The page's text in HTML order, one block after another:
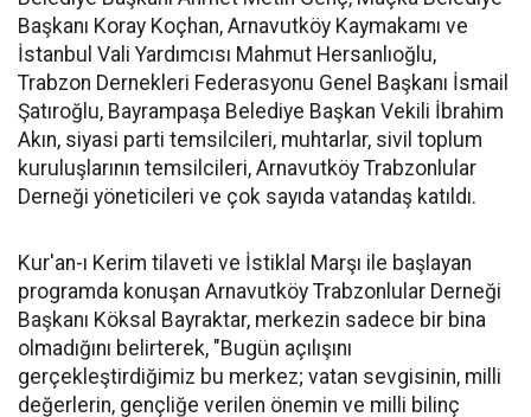
Başkanı Koray Koçhan, Arnavutköy Kaymakamı ve
İstanbul Vali Yardımcısı Mahmut Hersanlıoğlu,
Trabzon Dernekleri Federasyonu Genel Başkanı İsmail
Şatıroğlu, Bayrampaşa Belediye Başkan Vekili İbrahim
Akın, siyasi parti temsilcileri, muhtarlar, sivil toplum
kuruluşlarının temsilcileri, Arnavutköy Trabzonlular
Derneği yöneticileri ve çok sayıda vatandaş katıldı.
Kur'an-ı Kerim tilaveti ve İstiklal Marşı ile başlayan
programda konuşan Arnavutköy Trabzonlular Derneği
Başkanı Köksal Bayraktar, merkezin sadece bir bina
olmadığını belirterek, "Bugün açılışını
gerçekleştirdiğimiz bu merkez; vatan sevgisinin, milli
değerlerin, gençliğe verilen önemin ve milli bilinç